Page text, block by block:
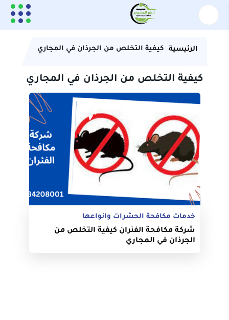
الرئيسية كيفية التخلص من الجرذان في المجاري
كيفية التخلص من الجرذان في المجاري
خدمات مكافحة الحشرات وانواعها
شركة مكافحة الفئران كيفية التخلص من
الجرذان في المجاري